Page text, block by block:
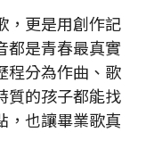
更是用創作記
都是青春最真實
程分為作曲、歌
質的孩子都能找
，也讓畢業歌真